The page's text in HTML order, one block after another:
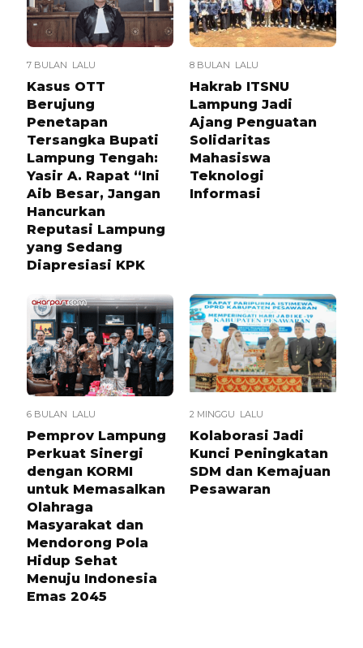
7 BULAN LALU
Kasus OTT
Berujung
Penetapan
Tersangka Bupati
Lampung Tengah:
Yasir A. Rapat “Ini
Aib Besar, Jangan
Hancurkan
Reputasi Lampung
yang Sedang
Diapresiasi KPK
8 BULAN LALU
Hakrab ITSNU
Lampung Jadi
Ajang Penguatan
Solidaritas
Mahasiswa
Teknologi
Informasi
6 BULAN LALU
Pemprov Lampung
Perkuat Sinergi
dengan KORMI
untuk Memasalkan
Olahraga
Masyarakat dan
Mendorong Pola
Hidup Sehat
Menuju Indonesia
Emas 2045
2 MINGGU LALU
Kolaborasi Jadi
Kunci Peningkatan
SDM dan Kemajuan
Pesawaran